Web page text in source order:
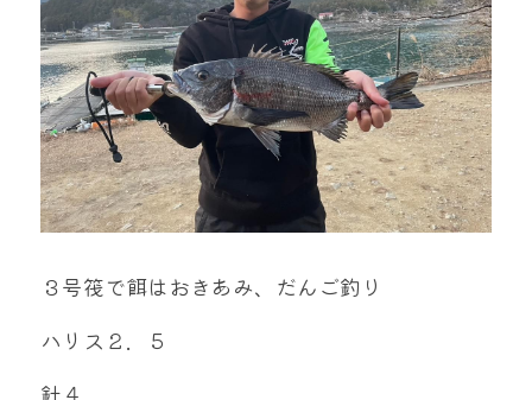
３号筏で餌はおきあみ、だんご釣り
ハリス２．５
針４